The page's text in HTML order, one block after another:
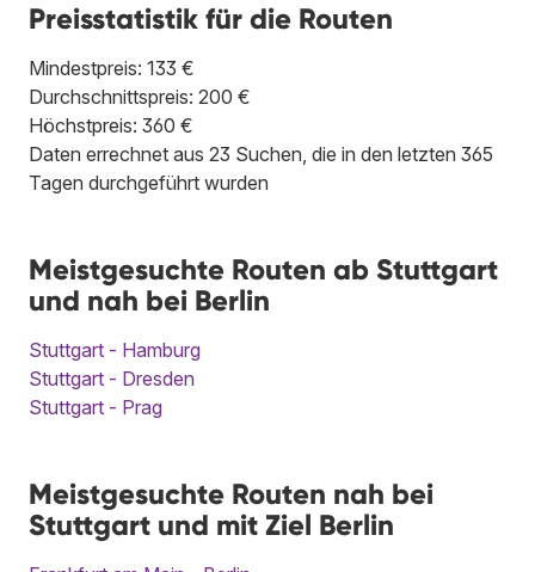
Preisstatistik für die Routen
Mindestpreis: 133 €
Durchschnittspreis: 200 €
Höchstpreis: 360 €
Daten errechnet aus 23 Suchen, die in den letzten 365
Tagen durchgeführt wurden
Meistgesuchte Routen ab Stuttgart
und nah bei Berlin
Stuttgart - Hamburg
Stuttgart - Dresden
Stuttgart - Prag
Meistgesuchte Routen nah bei
Stuttgart und mit Ziel Berlin